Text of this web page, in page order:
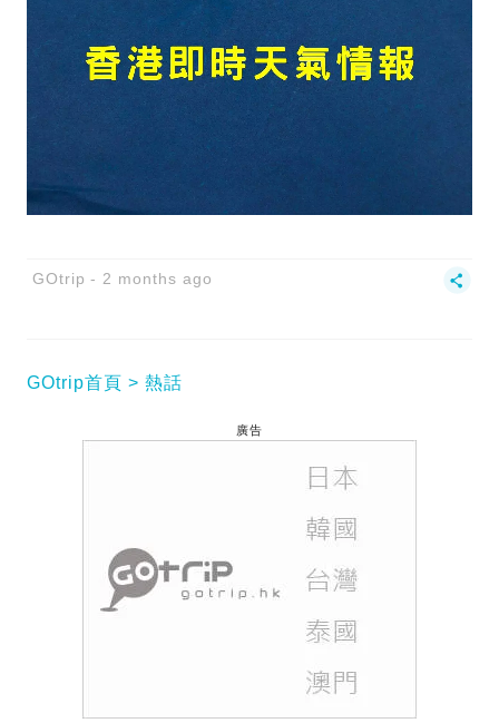
GOtrip 2 months ago
GOtrip首頁 熱話
廣告